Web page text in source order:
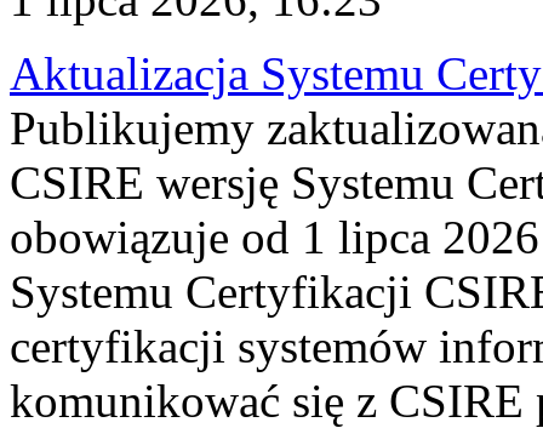
Aktualizacja Systemu
Publikujemy
CSIRE wersję Systemu
obowiązuje od 1 lipca
Systemu Certyfikacji
certyfikacji systemów
komunikować się z